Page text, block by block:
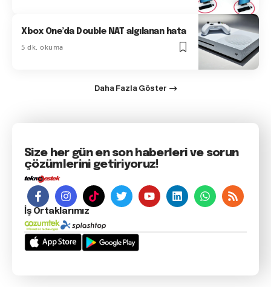
Xbox One’da Double NAT algılanan hata
5 dk. okuma
Daha Fazla Göster
Size her gün en son haberleri ve sorun
çözümlerini getiriyoruz!
İş Ortaklarımız